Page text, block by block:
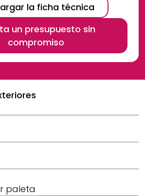
la ficha técnica
un presupuesto sin
compromiso
paleta